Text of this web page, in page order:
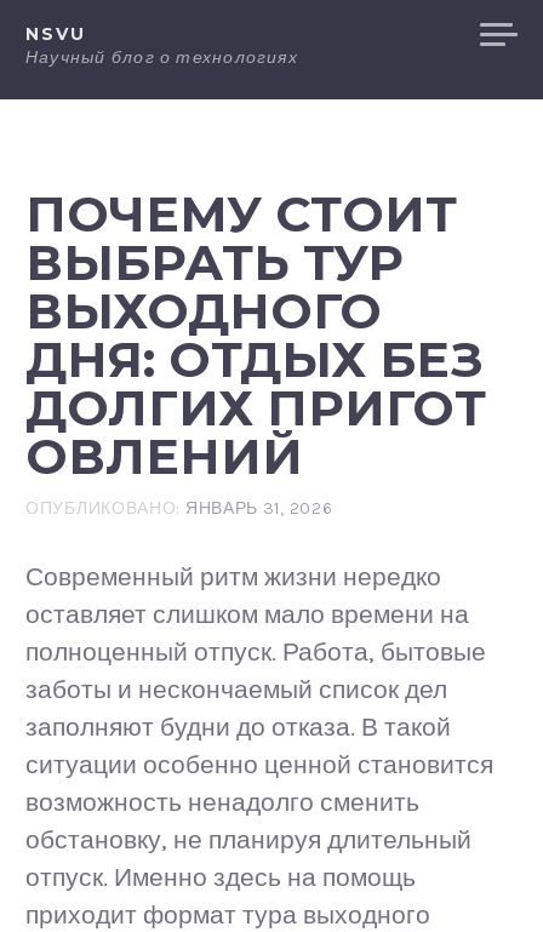
содержанию
NSVU
Научный блог о технологиях
ПОЧЕМУ СТОИТ
ВЫБРАТЬ ТУР
ВЫХОДНОГО
ДНЯ: ОТДЫХ БЕЗ
ДОЛГИХ ПРИГОТ
ОВЛЕНИЙ
ОПУБЛИКОВАНО: ЯНВАРЬ 31, 2026
Современный ритм жизни нередко
оставляет слишком мало времени на
полноценный отпуск. Работа, бытовые
заботы и нескончаемый список дел
заполняют будни до отказа. В такой
ситуации особенно ценной становится
возможность ненадолго сменить
обстановку, не планируя длительный
отпуск. Именно здесь на помощь
приходит формат тура выходного